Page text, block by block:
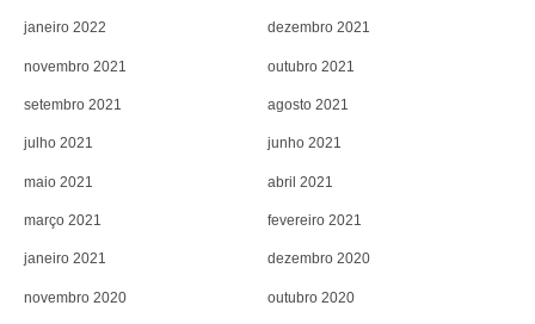
janeiro 2022 dezembro 2021
novembro 2021 outubro 2021
setembro 2021 agosto 2021
julho 2021 junho 2021
maio 2021 abril 2021
março 2021 fevereiro 2021
janeiro 2021 dezembro 2020
novembro 2020 outubro 2020